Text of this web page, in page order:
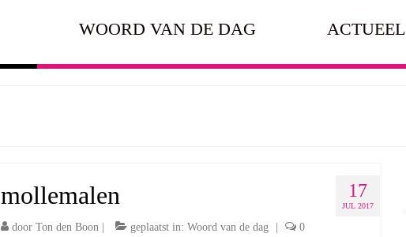
WOORD VAN DE DAG ACTUEEL
17
JUL 2017
mollemalen
door Ton den Boon| geplaatst in: Woord van de dag 0